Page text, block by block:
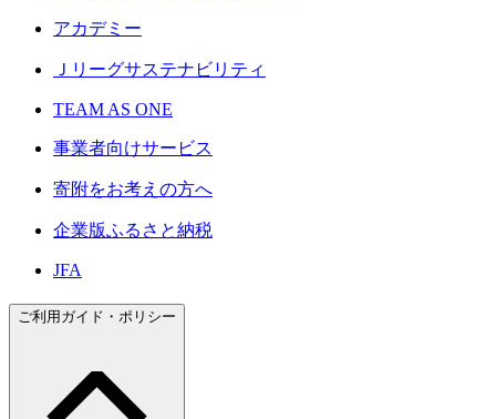
アカデミー
Ｊリーグサステナビリティ
TEAM AS ONE
事業者向けサービス
寄附をお考えの方へ
企業版ふるさと納税
JFA
ご利用ガイド・ポリシー